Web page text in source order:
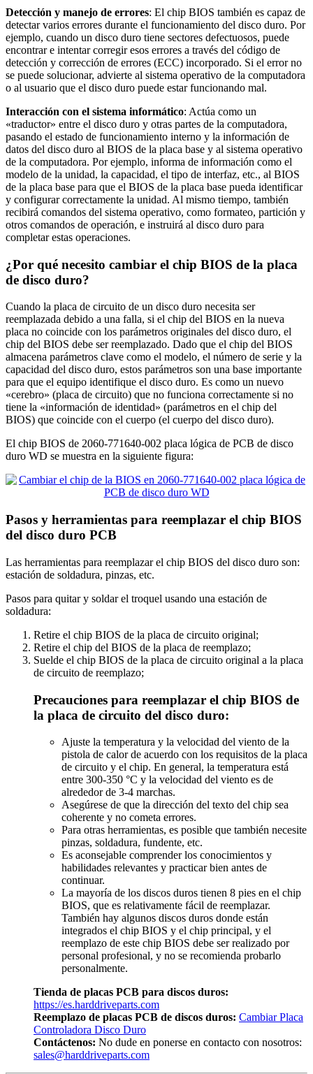
Detección y manejo de errores: El chip BIOS también es capaz de
detectar varios errores durante el funcionamiento del disco duro. Por
ejemplo, cuando un disco duro tiene sectores defectuosos, puede
encontrar e intentar corregir esos errores a través del código de
detección y corrección de errores (ECC) incorporado. Si el error no
se puede solucionar, advierte al sistema operativo de la computadora
o al usuario que el disco duro puede estar funcionando mal.
Interacción con el sistema informático: Actúa como un
«traductor» entre el disco duro y otras partes de la computadora,
pasando el estado de funcionamiento interno y la información de
datos del disco duro al BIOS de la placa base y al sistema operativo
de la computadora. Por ejemplo, informa de información como el
modelo de la unidad, la capacidad, el tipo de interfaz, etc., al BIOS
de la placa base para que el BIOS de la placa base pueda identificar
y configurar correctamente la unidad. Al mismo tiempo, también
recibirá comandos del sistema operativo, como formateo, partición y
otros comandos de operación, e instruirá al disco duro para
completar estas operaciones.
¿Por qué necesito cambiar el chip BIOS de la placa
de disco duro?
Cuando la placa de circuito de un disco duro necesita ser
reemplazada debido a una falla, si el chip del BIOS en la nueva
placa no coincide con los parámetros originales del disco duro, el
chip del BIOS debe ser reemplazado. Dado que el chip del BIOS
almacena parámetros clave como el modelo, el número de serie y la
capacidad del disco duro, estos parámetros son una base importante
para que el equipo identifique el disco duro. Es como un nuevo
«cerebro» (placa de circuito) que no funciona correctamente si no
tiene la «información de identidad» (parámetros en el chip del
BIOS) que coincide con el cuerpo (el cuerpo del disco duro).
El chip BIOS de 2060-771640-002 placa lógica de PCB de disco
duro WD se muestra en la siguiente figura:
Pasos y herramientas para reemplazar el chip BIOS
del disco duro PCB
Las herramientas para reemplazar el chip BIOS del disco duro son:
estación de soldadura, pinzas, etc.
Pasos para quitar y soldar el troquel usando una estación de
soldadura:
Retire el chip BIOS de la placa de circuito original;
Retire el chip del BIOS de la placa de reemplazo;
Suelde el chip BIOS de la placa de circuito original a la placa
de circuito de reemplazo;
Precauciones para reemplazar el chip BIOS de
la placa de circuito del disco duro:
Ajuste la temperatura y la velocidad del viento de la
pistola de calor de acuerdo con los requisitos de la placa
de circuito y el chip. En general, la temperatura está
entre 300-350 °C y la velocidad del viento es de
alrededor de 3-4 marchas.
Asegúrese de que la dirección del texto del chip sea
coherente y no cometa errores.
Para otras herramientas, es posible que también necesite
pinzas, soldadura, fundente, etc.
Es aconsejable comprender los conocimientos y
habilidades relevantes y practicar bien antes de
continuar.
La mayoría de los discos duros tienen 8 pies en el chip
BIOS, que es relativamente fácil de reemplazar.
También hay algunos discos duros donde están
integrados el chip BIOS y el chip principal, y el
reemplazo de este chip BIOS debe ser realizado por
personal profesional, y no se recomienda probarlo
personalmente.
Tienda de placas PCB para discos duros:
https://es.harddriveparts.com
Reemplazo de placas PCB de discos duros: Cambiar Placa
Controladora Disco Duro
Contáctenos: No dude en ponerse en contacto con nosotros:
sales@harddriveparts.com